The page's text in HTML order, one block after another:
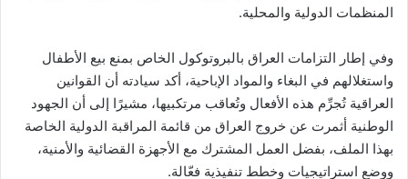
المنظمات الدولية والمحلية.
وفي إطار التزامات العراق بالبروتوكول الخاص بمنع بيع الأطفال
واستغلالهم في البغاء والمواد الإباحية، أكد سيادته أن القوانين
العراقية تُجرِّم هذه الأفعال وتُعاقب مرتكبيها، مشيرًا إلى أن الجهود
الوطنية أثمرت عن خروج العراق من قائمة المراقبة الدولية الخاصة
بهذا الملف، بفضل العمل المشترك مع الأجهزة القضائية والأمنية،
ووضع استراتيجيات وخطط تنفيذية فعّالة.